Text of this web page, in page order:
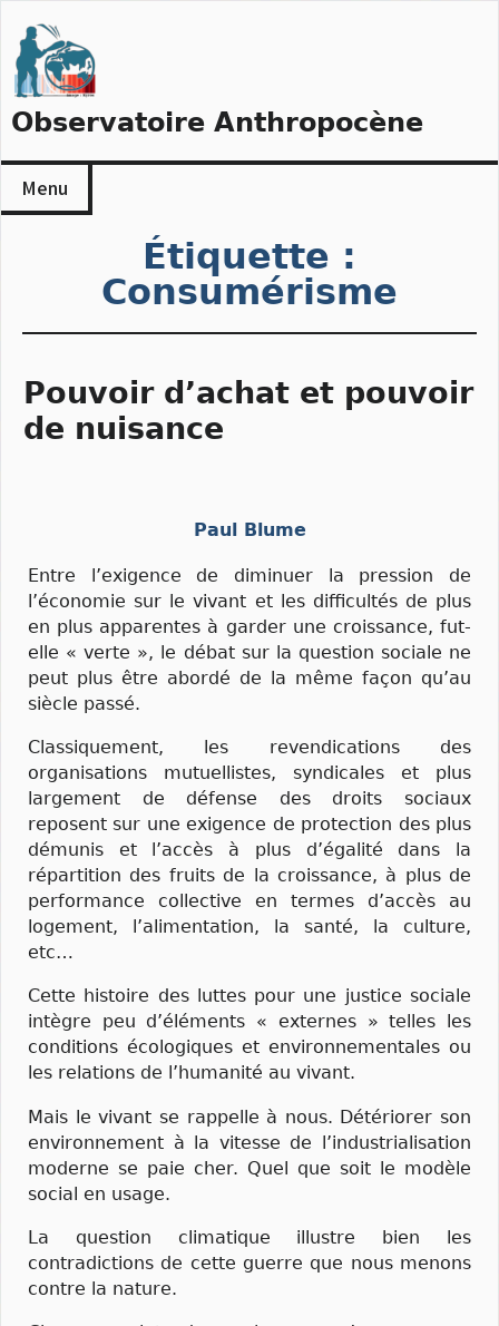
to
content
Observatoire Anthropocène
Menu
Étiquette :
Consumérisme
Pouvoir d’achat et pouvoir
de nuisance
Paul Blume
Entre l’exigence de diminuer la pression de
l’économie sur le vivant et les difficultés de plus
en plus apparentes à garder une croissance, fut-
elle « verte », le débat sur la question sociale ne
peut plus être abordé de la même façon qu’au
siècle passé.
Classiquement, les revendications des
organisations mutuellistes, syndicales et plus
largement de défense des droits sociaux
reposent sur une exigence de protection des plus
démunis et l’accès à plus d’égalité dans la
répartition des fruits de la croissance, à plus de
performance collective en termes d’accès au
logement, l’alimentation, la santé, la culture,
etc…
Cette histoire des luttes pour une justice sociale
intègre peu d’éléments « externes » telles les
conditions écologiques et environnementales ou
les relations de l’humanité au vivant.
Mais le vivant se rappelle à nous. Détériorer son
environnement à la vitesse de l’industrialisation
moderne se paie cher. Quel que soit le modèle
social en usage.
La question climatique illustre bien les
contradictions de cette guerre que nous menons
contre la nature.